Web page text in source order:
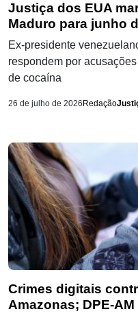
Justiça dos EUA
Maduro para junho
Ex-presidente
respondem por
de cocaína
26 de julho de 2026 Redação
Crimes digitais
Amazonas; DPE-